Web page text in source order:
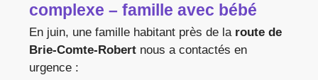
complexe – famille avec bébé
En juin, une famille habitant près de la route de
Brie-Comte-Robert nous a contactés en
urgence :